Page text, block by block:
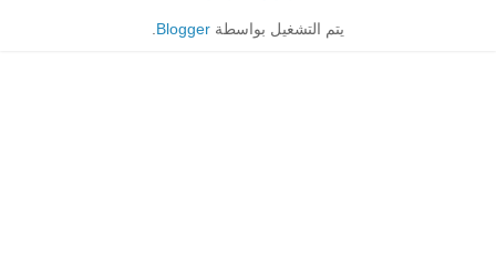
يتم التشغيل بواسطة Blogger